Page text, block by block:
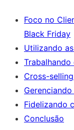
Foco no
Black Friday
Utilizando
Cross-
Fidelizando
Conclusão